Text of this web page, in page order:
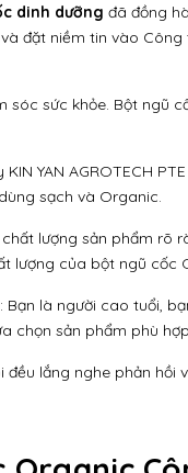
dinh dưỡng đã đồng
đặt niềm tin vào
sóc sức khỏe. Bột
YAN AGROTECH
sạch và Organic.
lượng sản phẩm
lượng của bột ngũ
là người cao tuổi,
chọn sản phẩm phù
lắng nghe phản hồi